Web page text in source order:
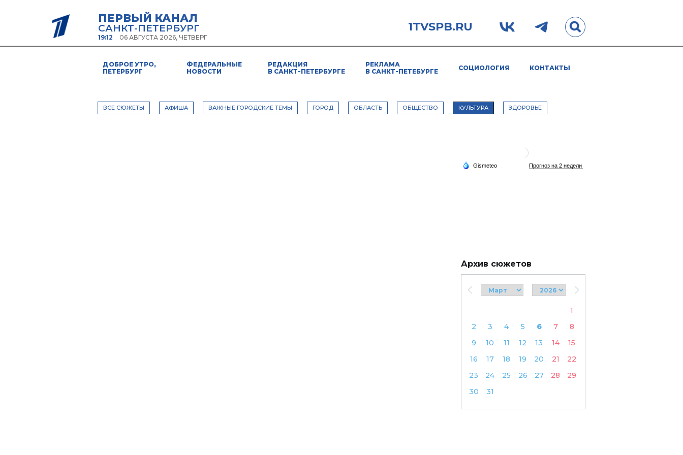
ПЕРВЫЙ КАНАЛ
САНКТ-ПЕТЕРБУРГ
19:12 06 АВГУСТА 2026, ЧЕТВЕРГ
1TVSPB.RU
ДОБРОЕ УТРО,
ПЕТЕРБУРГ
ФЕДЕРАЛЬНЫЕ
НОВОСТИ
РЕДАКЦИЯ
В САНКТ-ПЕТЕРБУРГЕ
РЕКЛАМА
В САНКТ-ПЕТЕБУРГЕ
СОЦИОЛОГИЯ КОНТАКТЫ
ВСЕ СЮЖЕТЫ АФИША ВАЖНЫЕ ГОРОДСКИЕ ТЕМЫ ГОРОД ОБЛАСТЬ ОБЩЕСТВО КУЛЬТУРА ЗДОРОВЬЕ
Архив сюжетов
1
2
3 4 5 6 7
8
9
10 11 12 13 14
15
16
17 18 19 20 21
22
23
24 25 26 27 28
29
30
31